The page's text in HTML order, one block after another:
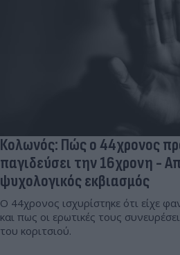
Κολωνός: Πώς ο 44χρονος
παγιδεύσει την 16χρονη -
ψυχολογικός εκβιασμός
Ο 44χρονος ισχυρίστηκε ότι είχε
και πως οι ερωτικές τους
του κοριτσιού.